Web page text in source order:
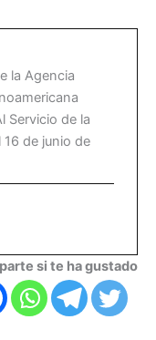
la Agencia
Servicio de la
de junio de
si te ha gustado